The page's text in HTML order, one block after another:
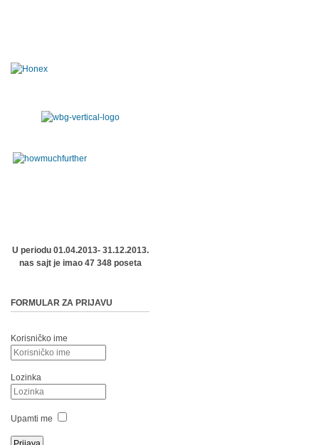
U periodu 01.04.2013- 31.12.2013.
nas sajt je imao 47 348 poseta
FORMULAR ZA PRIJAVU
Korisničko ime
Lozinka
Upamti me